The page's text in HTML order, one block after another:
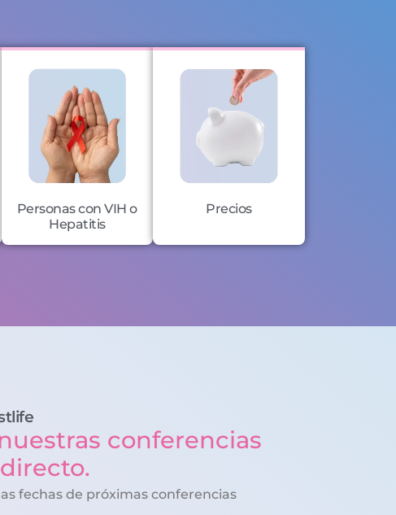
Personas con VIH o
Hepatitis
Precios
conferencias
fechas de próximas conferencias